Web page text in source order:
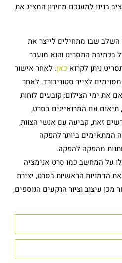
בנינו למענכם מחירון המציג את
השלב שבו מתחילים לייצר את
בכתיבת התסריט והוא מועבר
ניתן לקרוא כאן. לאחר אישור
לצייר סטוריבורד. לאחר
את ימי הצילום: קובעים לוחות
תיאום עם המרואיינים בסרט,
זאת, קביעה עם אנשי הצוות,
המתאימים ביותר להפקה
מהפקה להפקה.
על המחשב כמו סרט אנימציה
הדמויות הראשיות בסרט, יצירת
עיצוב וציור הרקעים הנוספים,